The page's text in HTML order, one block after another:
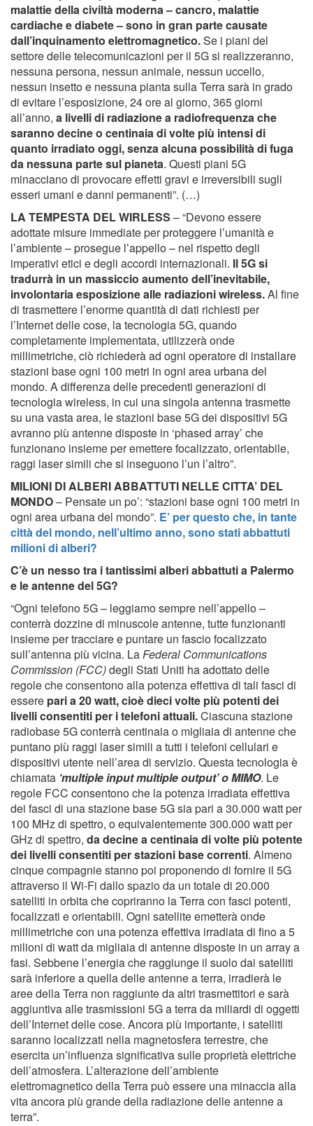
malattie della civiltà moderna – cancro, malattie
cardiache e diabete – sono in gran parte causate
dall’inquinamento elettromagnetico.Se i piani del
settore delle telecomunicazioni per il 5G si realizzeranno,
nessuna persona, nessun animale, nessun uccello,
nessun insetto e nessuna pianta sulla Terra sarà in grado
di evitare l’esposizione, 24 ore al giorno, 365 giorni
all’anno, a livelli di radiazione a radiofrequenza che
saranno decine o centinaia di volte più intensi di
quanto irradiato oggi, senza alcuna possibilità di fuga
da nessuna parte sul pianeta. Questi piani 5G
minacciano di provocare effetti gravi e irreversibili sugli
esseri umani e danni permanenti”. (…)
LA TEMPESTA DEL WIRLESS – “Devono essere
adottate misure immediate per proteggere l’umanità e
l’ambiente – prosegue l’appello – nel rispetto degli
imperativi etici e degli accordi internazionali. Il 5G si
tradurrà in un massiccio aumento dell’inevitabile,
involontaria esposizione alle radiazioni wireless.Al fine
di trasmettere l’enorme quantità di dati richiesti per
l’Internet delle cose, la tecnologia 5G, quando
completamente implementata, utilizzerà onde
millimetriche, ciò richiederà ad ogni operatore di installare
stazioni base ogni 100 metri in ogni area urbana del
mondo. A differenza delle precedenti generazioni di
tecnologia wireless, in cui una singola antenna trasmette
su una vasta area, le stazioni base 5G dei dispositivi 5G
avranno più antenne disposte in ‘phased array’ che
funzionano insieme per emettere focalizzato, orientabile,
raggi laser simili che si inseguono l’un l’altro”.
MILIONI DI ALBERI ABBATTUTI NELLE CITTA’ DEL
MONDO– Pensate un po’: “stazioni base ogni 100 metri in
ogni area urbana del mondo”. E’ per questo che, in tante
città del mondo, nell’ultimo anno, sono stati abbattuti
milioni di alberi?
C’è un nesso tra i tantissimi alberi abbattuti a Palermo
e le antenne del 5G?
“Ogni telefono 5G – leggiamo sempre nell’appello –
conterrà dozzine di minuscole antenne, tutte funzionanti
insieme per tracciare e puntare un fascio focalizzato
sull’antenna più vicina. LaFederal Communications
Commission (FCC)degli Stati Uniti ha adottato delle
regole che consentono alla potenza effettiva di tali fasci di
essere pari a 20 watt, cioè dieci volte più potenti dei
livelli consentiti per i telefoni attuali.Ciascuna stazione
radiobase 5G conterrà centinaia o migliaia di antenne che
puntano più raggi laser simili a tutti i telefoni cellulari e
dispositivi utente nell’area di servizio. Questa tecnologia è
chiamata ‘multiple input multiple output’ o MIMO. Le
regole FCC consentono che la potenza irradiata effettiva
dei fasci di una stazione base 5G sia pari a 30.000 watt per
100 MHz di spettro, o equivalentemente 300.000 watt per
GHz di spettro, da decine a centinaia di volte più potente
dei livelli consentiti per stazioni base correnti. Almeno
cinque compagnie stanno poi proponendo di fornire il 5G
attraverso il Wi-Fi dallo spazio da un totale di 20.000
satelliti in orbita che copriranno la Terra con fasci potenti,
focalizzati e orientabili. Ogni satellite emetterà onde
millimetriche con una potenza effettiva irradiata di fino a 5
milioni di watt da migliaia di antenne disposte in un array a
fasi. Sebbene l’energia che raggiunge il suolo dai satelliti
sarà inferiore a quella delle antenne a terra, irradierà le
aree della Terra non raggiunte da altri trasmettitori e sarà
aggiuntiva alle trasmissioni 5G a terra da miliardi di oggetti
dell’Internet delle cose. Ancora più importante, i satelliti
saranno localizzati nella magnetosfera terrestre, che
esercita un’influenza significativa sulle proprietà elettriche
dell’atmosfera. L’alterazione dell’ambiente
elettromagnetico della Terra può essere una minaccia alla
vita ancora più grande della radiazione delle antenne a
terra”.